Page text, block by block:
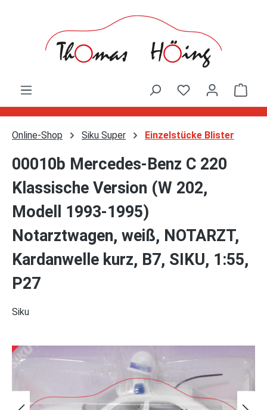
Online-Shop Siku Super Einzelstücke Blister
00010b Mercedes-Benz C 220
Klassische Version (W 202,
Modell 1993-1995)
Notarztwagen, weiß, NOTARZT,
Kardanwelle kurz, B7, SIKU, 1:55,
P27
Siku
Bildergalerie überspringen